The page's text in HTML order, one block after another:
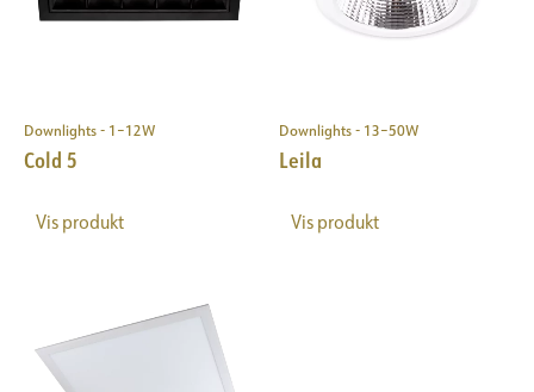
Downlights - 1–12W
Cold 5
Vis produkt
Downlights - 13–50W
Leila
Vis produkt